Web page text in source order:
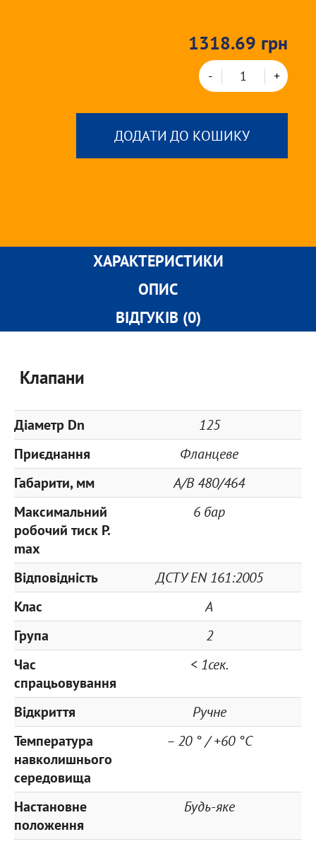
1318.69 грн
- +
ДОДАТИ ДО КОШИКУ
ХАРАКТЕРИСТИКИ
ОПИС
ВІДГУКІВ (0)
Клапани
Діаметр Dn
125
Приєднання
Фланцеве
Габарити, мм
A/B 480/464
Максимальний
робочий тиск P.
max
6 бар
Відповідність
ДСТУ EN 161:2005
Клас
A
Група
2
Час
спрацьовування
< 1сек.
Відкриття
Ручне
Температура
навколишнього
середовища
– 20 ° / +60 °С
Настановне
положення
Будь-яке